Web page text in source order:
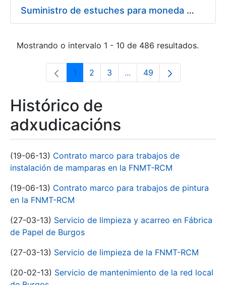
Suministro de estuches para moneda de 30 €
Mostrando o intervalo 1 - 10 de 486 resultados.
Páxina
1 Páxina
2 Páxina
3 ...Páxinas intermedias Use
Páxina
49
Histórico de
adxudicacións
(19-06-13) Contrato marco para trabajos de
instalación de mamparas en la FNMT-RCM
(19-06-13) Contrato marco para trabajos de pintura
en la FNMT-RCM
(27-03-13) Servicio de limpieza y acarreo en Fábrica
de Papel de Burgos
(27-03-13) Servicio de limpieza de la FNMT-RCM
(20-02-13) Servicio de mantenimiento de la red local